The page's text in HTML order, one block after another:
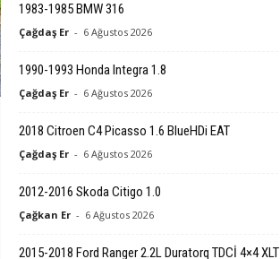
1983-1985 BMW 316
Çağdaş Er - 6 Ağustos 2026
1990-1993 Honda Integra 1.8
Çağdaş Er - 6 Ağustos 2026
2018 Citroen C4 Picasso 1.6 BlueHDi EAT
Çağdaş Er - 6 Ağustos 2026
2012-2016 Skoda Citigo 1.0
Çağkan Er - 6 Ağustos 2026
2015-2018 Ford Ranger 2.2L Duratorq TDCİ 4×4 XLT